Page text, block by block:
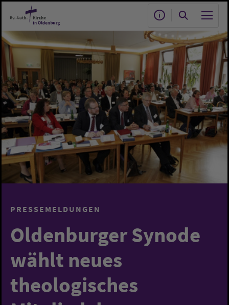
Zum Hauptinhalt springen
PRESSEMELDUNGEN
Oldenburger Synode
wählt neues
theologisches